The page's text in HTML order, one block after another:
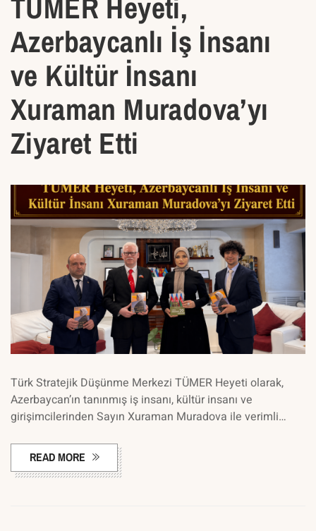
Azerbaycanlı İş İnsanı
ve Kültür İnsanı
Xuraman Muradova’yı
Ziyaret Etti
Türk Stratejik Düşünme Merkezi TÜMER Heyeti olarak,
Azerbaycan’ın tanınmış iş insanı, kültür insanı ve
girişimcilerinden Sayın Xuraman Muradova ile verimli…
READ MORE